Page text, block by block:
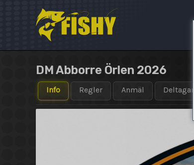
DM Abborre Örlen 2026
Info Regler Anmäl Deltagare